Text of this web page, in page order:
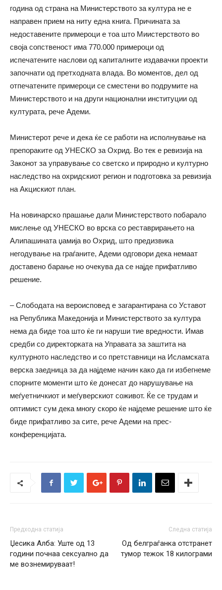
година од страна на Министерството за култура не е
направен прием на ниту една книга. Причината за
недоставените примероци е тоа што Миистерството во
своја сопственост има 770.000 примероци од
испечатените наслови од капиталните издавачки проекти
започнати од претходната влада. Во моментов, дел од
отпечатените примероци се сместени во подрумите на
Министерството и на други национални институции од
културата, рече Адеми.
Министерот рече и дека ќе се работи на исполнување на
препораките од УНЕСКО за Охрид. Во тек е ревизија на
Законот за управување со светско и природно и културно
наследство на охридскиот регион и подготовка за ревизија
на Акцискиот план.
На новинарско прашање дали Министерството побарало
мислење од УНЕСКО во врска со реставрирањето на
Алипашината џамија во Охрид, што предизвика
негодување на граѓаните, Адеми одговори дека немаат
доставено барање но очекува да се најде прифатливо
решение.
– Слободата на вероисповед е загарантирана со Уставот
на Република Македонија и Министерството за култура
нема да биде тоа што ќе ги наруши тие вредности. Имав
средби со директорката на Управата за заштита на
културното наследство и со претставници на Исламската
верска заедница за да најдеме начин како да ги избегнеме
спорните моменти што ќе донесат до нарушување на
меѓуетничкиот и меѓуверскиот соживот. Ќе се трудам и
оптимист сум дека многу скоро ќе најдеме решение што ќе
биде прифатливо за сите, рече Адеми на прес-
конференцијата.
Предходна статија
Џесика Алба: Уште од 13
години почнаа сексуално да
ме вознемируваат!
Следна статија
Од белграѓанка отстранет
тумор тежок 18 килограми